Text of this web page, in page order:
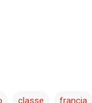
classe francia